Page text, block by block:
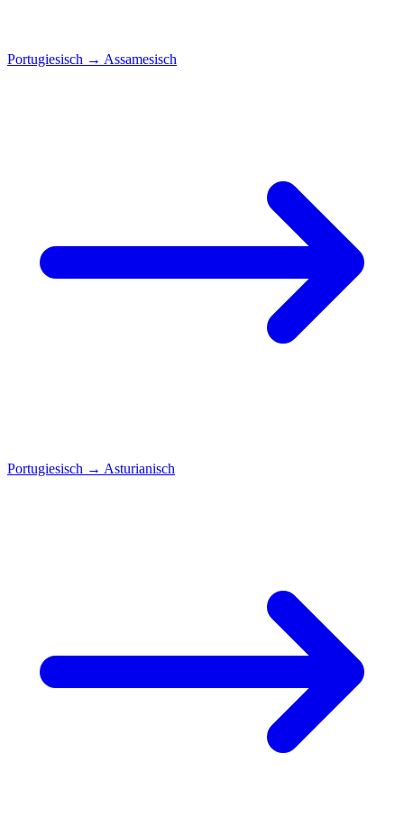
Portugiesisch → Assamesisch
Portugiesisch → Asturianisch